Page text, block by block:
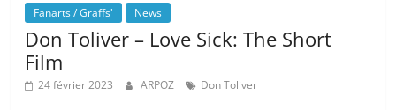
Fanarts / Graffs' News
Don Toliver – Love Sick: The Short
Film
24 février 2023 ARPOZ Don Toliver